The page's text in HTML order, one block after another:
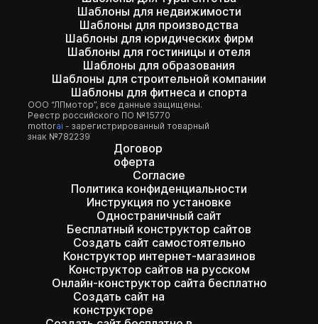
Шаблоны для недвижимости
Шаблоны для производства
Шаблоны для юридических фирм
Шаблоны для гостиницы и отеля
Шаблоны для образования
Шаблоны для строительной компании
Шаблоны для фитнеса и спорта
ООО “ЛПмотор”, все данные защищены.
Реестр российского ПО №15770
mottorai - зарегистрированный товарный
знак №782239
Договор
оферта
Согласие
Политика конфиденциальности
Инструкция по установке
Одностраничный сайт
Бесплатный конструктор сайтов
Создать сайт самостоятельно
Конструктор интернет-магазинов
Конструктор сайтов на русском
Онлайн-конструктор сайта бесплатно
Создать сайт на
конструкторе